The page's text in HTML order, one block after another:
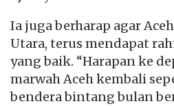
Ia juga berharap agar
Utara, terus mendapat
yang baik. “Harapan ke
marwah Aceh kembali
bendera bintang bulan